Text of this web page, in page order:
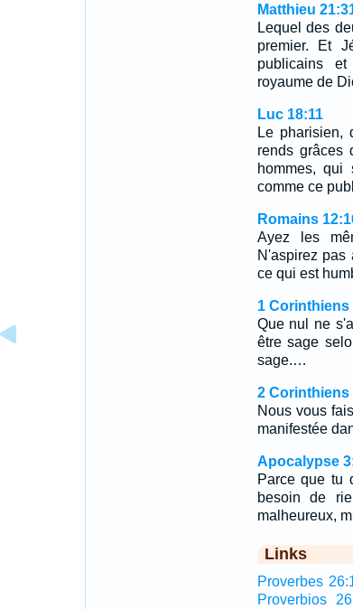
Matthieu
Lequel des
premier. Et
publicains
royaume de
Luc 18:11
Le pharisien,
rends grâces
hommes, qui
comme ce
Romains
Ayez les
N'aspirez pas
ce qui est
1 Corinthiens
Que nul ne
être sage
sage.…
2 Corinthiens
Nous vous
manifestée
Apocalypse
Parce que tu
besoin de
malheureux,
Links
Proverbes
Proverbios